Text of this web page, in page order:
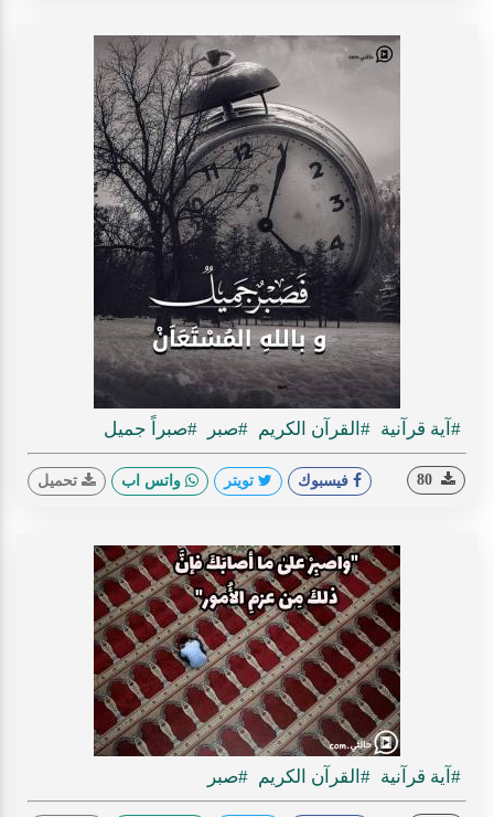
#آية قرآنية #القرآن الكريم #صبر #صبراً جميل
فيسبوك تويتر واتس اب تحميل
#آية قرآنية #القرآن الكريم #صبر